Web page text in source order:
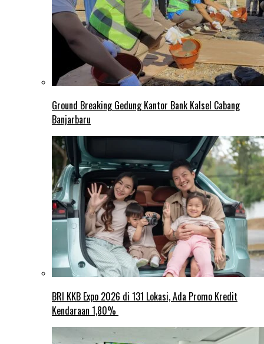
Ground Breaking Gedung Kantor Bank Kalsel Cabang
Banjarbaru
BRI KKB Expo 2026 di 131 Lokasi, Ada Promo Kredit
Kendaraan 1,80%